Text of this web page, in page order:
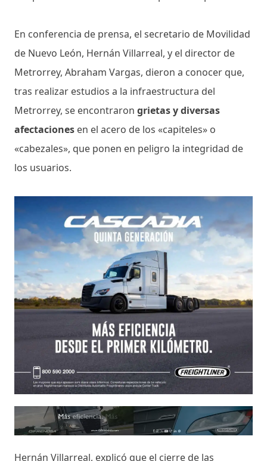
En conferencia de prensa, el secretario de Movilidad
de Nuevo León, Hernán Villarreal, y el director de
Metrorrey, Abraham Vargas, dieron a conocer que,
tras realizar estudios a la infraestructura del
Metrorrey, se encontraron grietas y diversas
afectaciones en el acero de los «capiteles» o
«cabezales», que ponen en peligro la integridad de
los usuarios.
Hernán Villarreal, explicó que el cierre de las